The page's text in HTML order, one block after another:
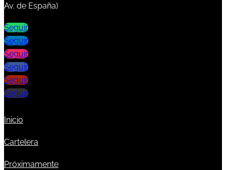
Av. de España)
Seguir
Seguir
Seguir
Seguir
Seguir
Seguir
Inicio
Cartelera
Próximamente